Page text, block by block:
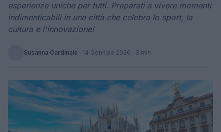
esperienze uniche per tutti. Preparati a vivere momenti
indimenticabili in una città che celebra lo sport, la
cultura e l'innovazione!
Susanna Cardinale · 14 Gennaio 2026 · 3 min